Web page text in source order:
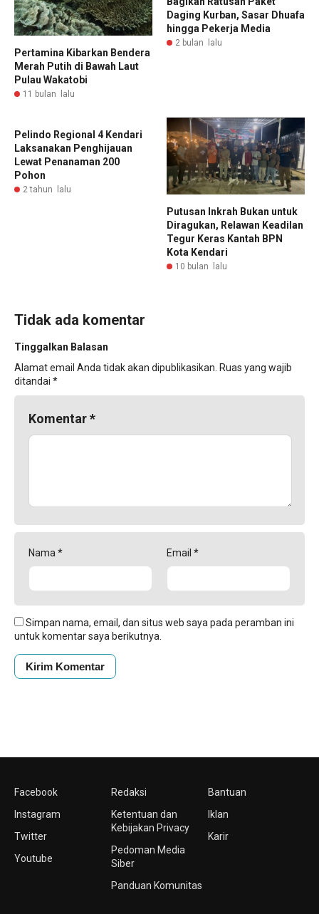
Pertamina Kibarkan Bendera
Merah Putih di Bawah Laut
Pulau Wakatobi
11 bulan lalu
Daging Kurban, Sasar Dhuafa
hingga Pekerja Media
2 bulan lalu
Pelindo Regional 4 Kendari
Laksanakan Penghijauan
Lewat Penanaman 200
Pohon
2 tahun lalu
Putusan Inkrah Bukan untuk
Diragukan, Relawan Keadilan
Tegur Keras Kantah BPN
Kota Kendari
10 bulan lalu
Tidak ada komentar
Tinggalkan Balasan
Alamat email Anda tidak akan dipublikasikan. Ruas yang wajib
ditandai *
Komentar*
Nama* Email *
Simpan nama, email, dan situs web saya pada peramban ini
untuk komentar saya berikutnya.
Facebook
Instagram
Twitter
Youtube
Redaksi
Ketentuan dan
Kebijakan Privacy
Pedoman Media
Siber
Panduan Komunitas
Bantuan
Iklan
Karir